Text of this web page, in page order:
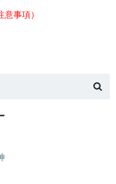
事項）